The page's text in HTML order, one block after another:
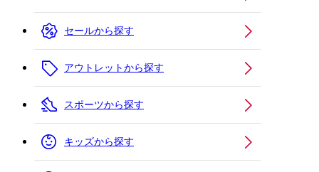
セールから探す
アウトレットから探す
スポーツから探す
キッズから探す